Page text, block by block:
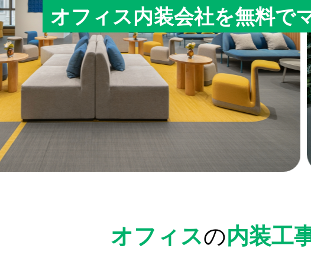
オフィス内装会社を無料で
オフィスの内装工